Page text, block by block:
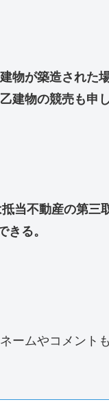
物が築造された
建物の競売も申
当不動産の第三
る。
ームやコメント